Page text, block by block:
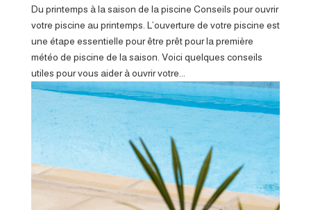
Du printemps à la saison de la piscine Conseils pour ouvrir
votre piscine au printemps. L’ouverture de votre piscine est
une étape essentielle pour être prêt pour la première
météo de piscine de la saison. Voici quelques conseils
utiles pour vous aider à ouvrir votre...